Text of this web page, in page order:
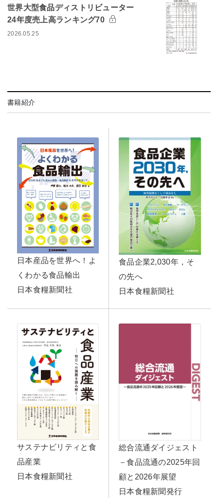
世界大型食品ディストリビューター
24年度売上高ランキング70
2026.05.25
書籍紹介
日本産品を世界へ！よ
くわかる食品輸出
日本食糧新聞社
食品企業2,030年，そ
の先へ
日本食糧新聞社
サステナビリティと食
品産業
日本食糧新聞社
総合流通ダイジェスト
－食品流通の2025年回
顧と2026年展望
日本食糧新聞発行